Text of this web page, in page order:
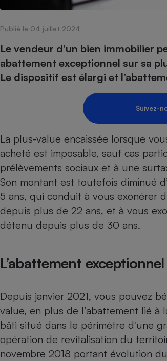
Publié le 04 juillet 2024
Le vendeur d’un bien immobilier
abattement exceptionnel sur sa
Le dispositif est élargi et
Suivez-
La plus-value encaissée lorsque
acheté est imposable, sauf cas
prélèvements sociaux et à une
Son montant est toutefois diminué
5 ans, qui conduit à vous exonérer
depuis plus de 22 ans, et à vous
détenu depuis plus de 30 ans.
L’abattement
Depuis janvier 2021, vous pouvez
value, en plus de l’abattement lié
bâti situé dans le périmètre d'une
opération de revitalisation du
novembre 2018 portant évolution
Petit